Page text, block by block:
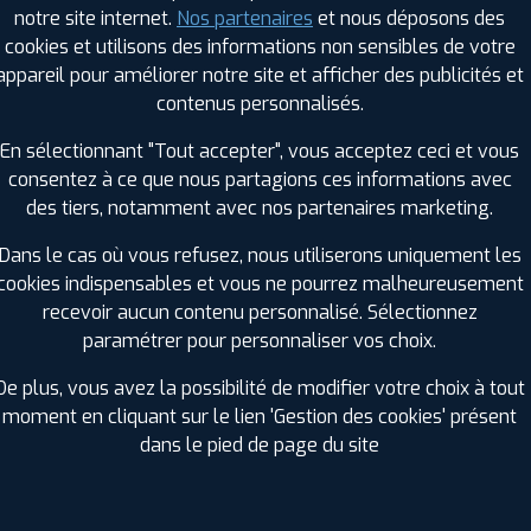
PROFIL PLUS DANS LES VILLES À
Faverges (74)
La Ravoire (73)
Saint-Alban-Leysse (73)
Saint-Jean-de-Maurienne (73)
Saint-Jorioz (74)
Thônes (74)
PROFIL PLUS DANS LES
AIN (01)
+ D'INFOS
notre site internet. Nos partenaires et nous déposons des
cookies et utilisons des informations non sensibles de votre
pour améliorer notre site et afficher des publicités et
contenus personnalisés.
En sélectionnant "Tout accepter", vous acceptez ceci et vous
consentez à ce que nous partagions ces informations avec
des tiers, notamment avec nos partenaires marketing.
le cas où vous refusez, nous utiliserons uniquement les
indispensables et vous ne pourrez malheureusement
recevoir aucun contenu personnalisé. Sélectionnez
paramétrer pour personnaliser vos choix.
plus, vous avez la possibilité de modifier votre choix à tout
moment en cliquant sur le lien 'Gestion des cookies' présent
dans le pied de page du site